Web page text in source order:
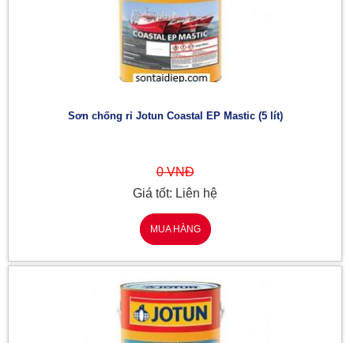
Sơn chống rỉ Jotun Coastal EP Mastic (5 lít)
0 VNĐ
Giá tốt: Liên hệ
MUA HÀNG